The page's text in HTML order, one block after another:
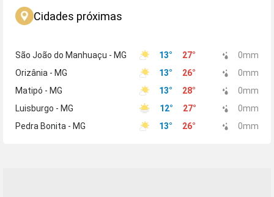
Cidades próximas
São João do Manhuaçu - MG 13° 27° 0mm
Orizânia - MG
13° 26° 0mm
Matipó - MG
13° 28° 0mm
Luisburgo - MG
12° 27° 0mm
Pedra Bonita - MG
13° 26° 0mm